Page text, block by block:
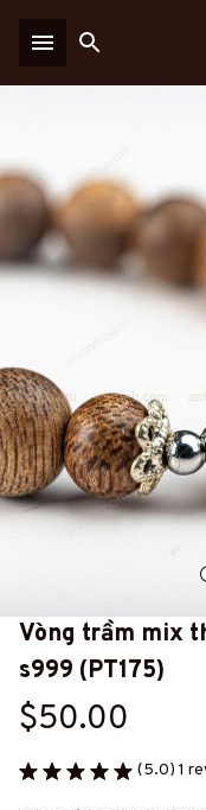
Vòng trầm mix
s999 (PT175)
$50.00
(5.0) 1